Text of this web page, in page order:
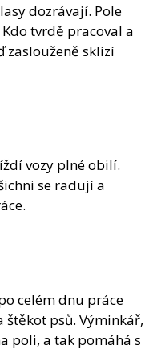
dozrávají. Pole
tvrdě pracoval a
zaslouženě sklízí
vozy plné obilí.
se radují a
celém dnu práce
štěkot psů. Výminkář,
poli, a tak pomáhá s